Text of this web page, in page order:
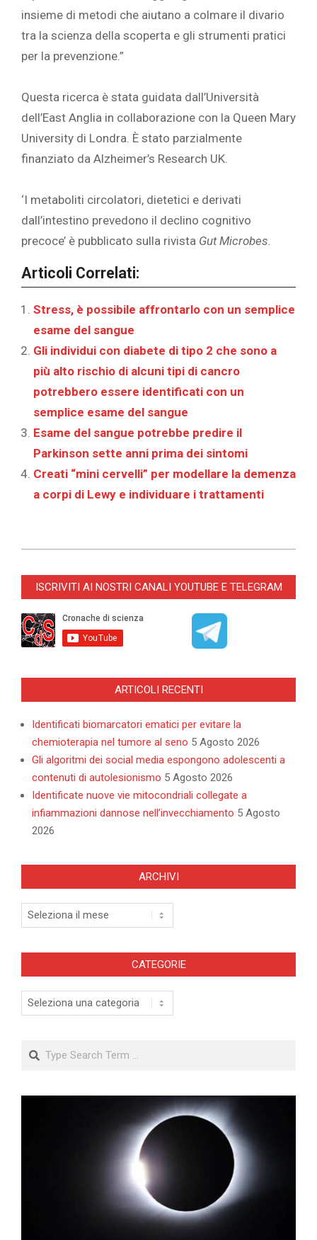
insieme di metodi che aiutano a colmare il divario
tra la scienza della scoperta e gli strumenti pratici
per la prevenzione.”
Questa ricerca è stata guidata dall’Università
dell’East Anglia in collaborazione con la Queen Mary
University di Londra. È stato parzialmente
finanziato da Alzheimer’s Research UK.
‘I metaboliti circolatori, dietetici e derivati
dall’intestino prevedono il declino cognitivo
precoce’ è pubblicato sulla rivista Gut Microbes.
Articoli Correlati:
Stress, è possibile affrontarlo con un semplice
esame del sangue
Gli individui con diabete di tipo 2 che sono a
più alto rischio di alcuni tipi di cancro
potrebbero essere identificati con un
semplice esame del sangue
Esame del sangue potrebbe predire il
Parkinson sette anni prima dei sintomi
Creati “mini cervelli” per modellare la demenza
a corpi di Lewy e individuare i trattamenti
04-
ISCRIVITI AI NOSTRI CANALI YOUTUBE E TELEGRAM
ARTICOLI RECENTI
Identificati biomarcatori ematici per evitare la
chemioterapia nel tumore al seno 5 Agosto 2026
Gli algoritmi dei social media espongono adolescenti a
contenuti di autolesionismo 5 Agosto 2026
Identificate nuove vie mitocondriali collegate a
infiammazioni dannose nell’invecchiamento 5 Agosto
2026
ARCHIVI
Archivi
CATEGORIE
Categorie
Search